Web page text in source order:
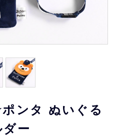
ンタ ぬいぐる
ー